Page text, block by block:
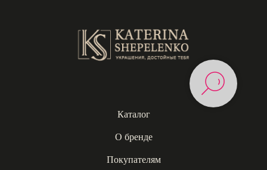
Каталог
О бренде
Покупателям